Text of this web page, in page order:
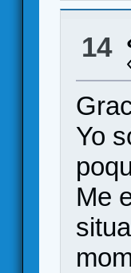
14
Yo
Me